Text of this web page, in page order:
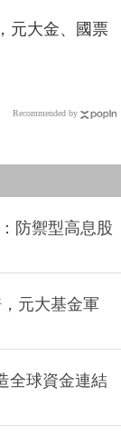
元大金、國票
Recommended by
防禦型高息股
元大基金軍
全球資金連結